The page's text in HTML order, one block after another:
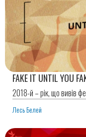
FAKE IT UNTIL YOU
2018-й – рік, що вивів
Лесь Белей